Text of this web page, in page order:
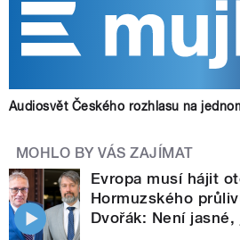
Audiosvět Českého rozhlasu na
MOHLO BY VÁS ZAJÍMAT
Evropa musí hájit
Hormuzského
Dvořák: Není